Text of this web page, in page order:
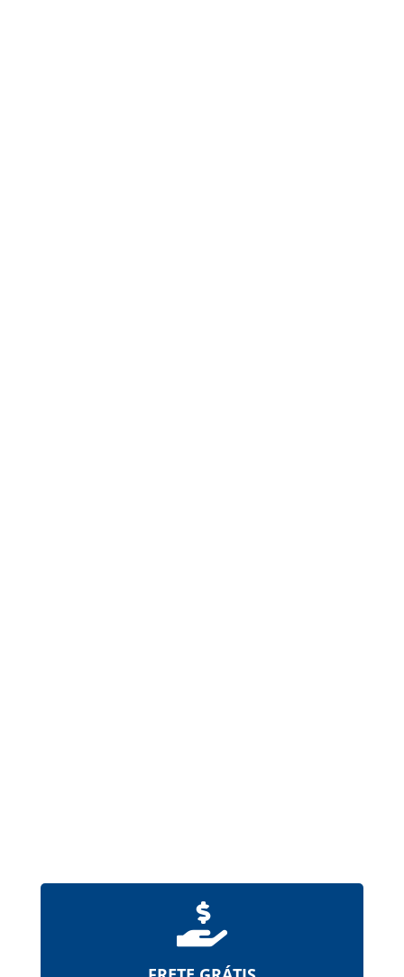
